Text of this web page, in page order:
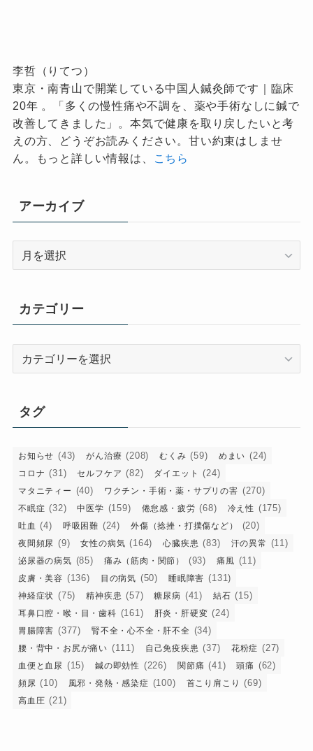
李哲（りてつ）
東京・南青山で開業している中国人鍼灸師です｜臨床
20年 。「多くの慢性痛や不調を、薬や手術なしに鍼で
改善してきました」。本気で健康を取り戻したいと考
えの方、どうぞお読みください。甘い約束はしませ
ん。もっと詳しい情報は、
こちら
アーカイブ
ブ
カテゴリー
ー
タグ
お知らせ (43) がん治療 (208) むくみ (59) めまい (24)
コロナ (31) セルフケア (82) ダイエット (24)
マタニティー (40) ワクチン・手術・薬・サプリの害 (270)
不眠症 (32) 中医学 (159) 倦怠感・疲労 (68) 冷え性 (175)
吐血 (4) 呼吸困難 (24) 外傷（捻挫・打撲傷など） (20)
夜間頻尿 (9) 女性の病気 (164) 心臓疾患 (83) 汗の異常 (11)
泌尿器の病気 (85) 痛み（筋肉・関節） (93) 痛風 (11)
皮膚・美容 (136) 目の病気 (50) 睡眠障害 (131)
神経症状 (75) 精神疾患 (57) 糖尿病 (41) 結石 (15)
耳鼻口腔・喉・目・歯科 (161) 肝炎・肝硬変 (24)
胃腸障害 (377) 腎不全・心不全・肝不全 (34)
腰・背中・お尻が痛い (111) 自己免疫疾患 (37) 花粉症 (27)
血便と血尿 (15) 鍼の即効性 (226) 関節痛 (41) 頭痛 (62)
頻尿 (10) 風邪・発熱・感染症 (100) 首こり肩こり (69)
高血圧 (21)